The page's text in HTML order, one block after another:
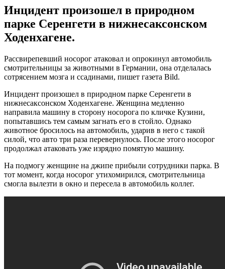
Инцидент произошел в природном
парке Серенгети в нижнесаксонском
Ходенхагене.
Рассвирепевший носорог атаковал и опрокинул автомобиль
смотрительницы за животными в Германии, она отделалась
сотрясением мозга и ссадинами, пишет газета Bild.
Инцидент произошел в природном парке Серенгети в
нижнесаксонском Ходенхагене. Женщина медленно
направила машину в сторону носорога по кличке Кузини,
попытавшись тем самым загнать его в стойло. Однако
животное бросилось на автомобиль, ударив в него с такой
силой, что авто три раза перевернулось. После этого носорог
продолжал атаковать уже изрядно помятую машину.
На подмогу женщине на джипе прибыли сотрудники парка. В
тот момент, когда носорог утихомирился, смотрительница
смогла вылезти в окно и пересела в автомобиль коллег.